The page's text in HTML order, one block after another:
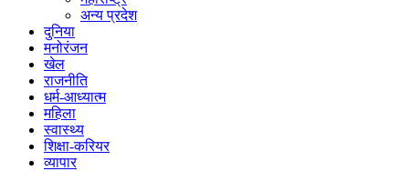
अन्य प्रदेश
दुनिया
मनोरंजन
खेल
राजनीति
धर्म-आध्यात्म
महिला
स्वास्थ्य
शिक्षा-करियर
व्यापार